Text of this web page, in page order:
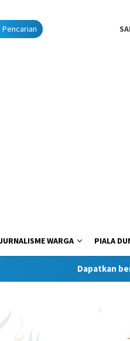
Pencarian
WARGA PIALA
Dapatkan beragam